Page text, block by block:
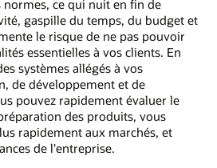
normes, ce qui nuit en fin de
gaspille du temps, du budget et
le risque de ne pas pouvoir
essentielles à vos clients. En
systèmes allégés à vos
de développement et de
pouvez rapidement évaluer le
des produits, vous
rapidement aux marchés, et
de l'entreprise.